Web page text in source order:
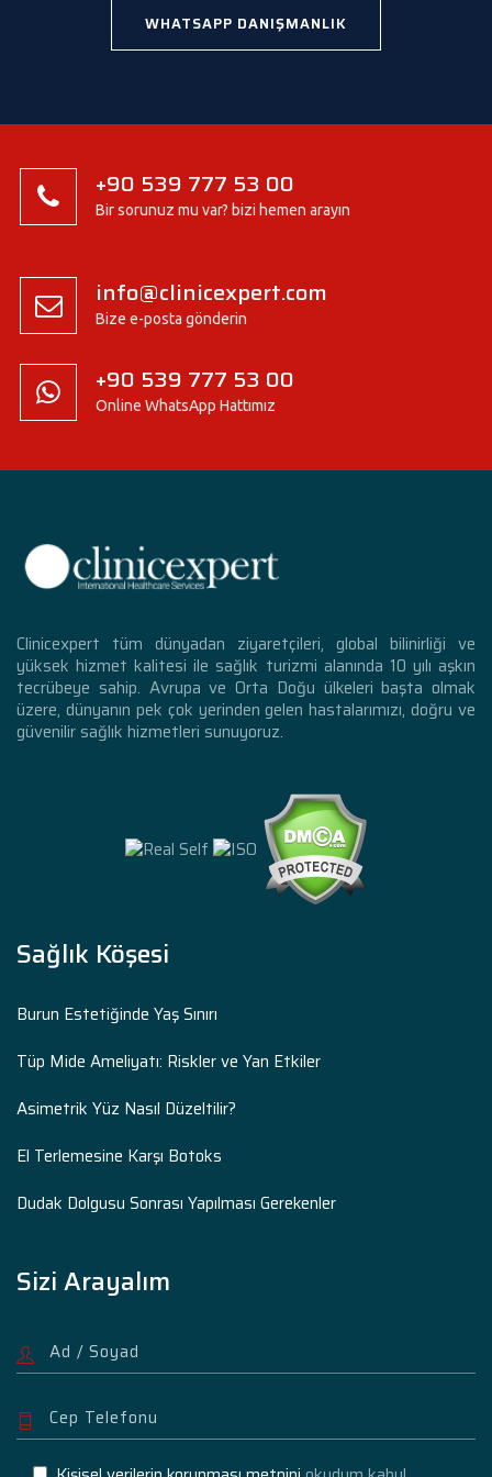
WHATSAPP DANIŞMANLIK
+90 539 777 53 00
Bir sorunuz mu var? bizi hemen arayın
info@clinicexpert.com
Bize e-posta gönderin
+90 539 777 53 00
Online WhatsApp Hattımız
Clinicexpert tüm dünyadan ziyaretçileri, global bilinirliği ve
yüksek hizmet kalitesi ile sağlık turizmi alanında 10 yılı aşkın
tecrübeye sahip. Avrupa ve Orta Doğu ülkeleri başta olmak
üzere, dünyanın pek çok yerinden gelen hastalarımızı, doğru ve
güvenilir sağlık hizmetleri sunuyoruz.
Sağlık Köşesi
Burun Estetiğinde Yaş Sınırı
Tüp Mide Ameliyatı: Riskler ve Yan Etkiler
Asimetrik Yüz Nasıl Düzeltilir?
El Terlemesine Karşı Botoks
Dudak Dolgusu Sonrası Yapılması Gerekenler
Sizi Arayalım